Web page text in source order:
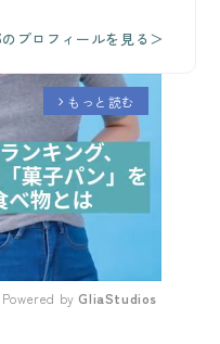
プロフィールを見る＞
arrow_forward_ios もっと読む
Powered by GliaStudios